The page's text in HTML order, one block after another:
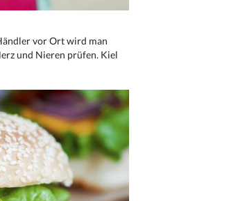
vor Ort wird man
und Nieren prüfen. Kiel